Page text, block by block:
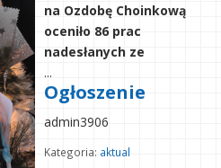
na Ozdobę Choinkową
oceniło 86 prac
nadesłanych ze
...
Ogłoszenie
admin3906
Kategoria: aktual